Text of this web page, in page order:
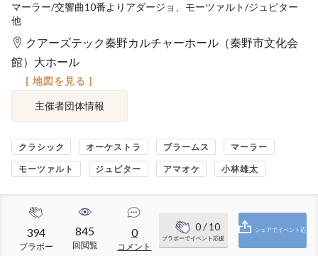
マーラー/交響曲10番よりアダージョ、モーツァルト/ジュピター
他
クアーズテック秦野カルチャーホール（秦野市文化会
館）大ホール
[ 地図を見る ]
主催者団体情報
クラシック オーケストラ ブラームス マーラー
モーツァルト ジュピター アマオケ 小林雄太
394
ブラボー
845
回閲覧
0
コメント
0/ 10
ブラボーでイベント応援
シェアでイベント応